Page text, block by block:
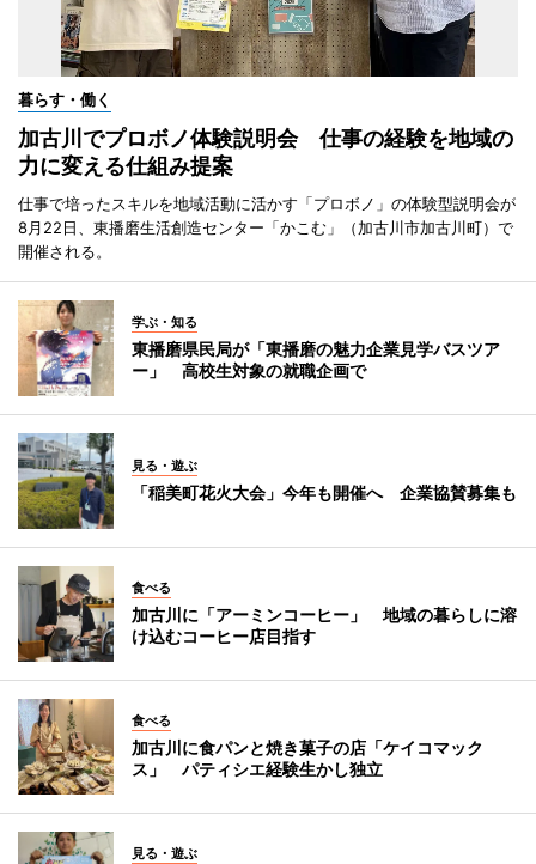
暮らす・働く
加古川でプロボノ体験説明会 仕事の経験を地域の
力に変える仕組み提案
仕事で培ったスキルを地域活動に活かす「プロボノ」の体験型説明会が
8月22日、東播磨生活創造センター「かこむ」（加古川市加古川町）で
開催される。
学ぶ・知る
東播磨県民局が「東播磨の魅力企業見学バスツア
ー」 高校生対象の就職企画で
見る・遊ぶ
「稲美町花火大会」今年も開催へ 企業協賛募集も
食べる
加古川に「アーミンコーヒー」 地域の暮らしに溶
け込むコーヒー店目指す
食べる
加古川に食パンと焼き菓子の店「ケイコマック
ス」 パティシエ経験生かし独立
見る・遊ぶ